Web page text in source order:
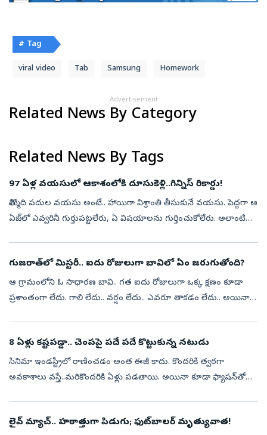
# Tag
viral video Tab Samsung Homework
Advertisement
Related News By Category
Related News By Tags
97 ఏళ్ల వయసులో ఆకాశంలోకి దూసుకెళ్లి..గిన్నిస్‌ రికార్డు!
తొమ్మిది పదుల వయసు అంటే.. హాయిగా విశ్రాంతి తీసుకునే వయసు. పెద్దగా ఆ
ఏజ్‌లో ఎవ్వరినీ గుర్తుపట్టలేరు, ఏ విషయాలను గుర్తించుకోలేరు. అలాంటి
గుజరాత్‌లో మిస్టరీ.. ఐదు రోజులుగా బావిలో ఏం జరుగుతోంది?
ఆ గ్రామంలోని ఓ సాధారణ బావి.. గత ఐదు రోజులుగా ఒక్క క్షణం కూడా
ప్రశాంతంగా లేదు. గాలి లేదు.. వర్షం లేదు.. ఎవరూ తాకడం లేదు.. అయినా
8 ఏళ్లు కష్టపడ్డా.. చెంపపై పదే పదే కొట్టుకున్న నటుడు
సినిమా ఇండస్ట్రీలో రాణించడం అంత ఈజీ కాదు. కొందరికి త్వరగా
అవకాశాలు వస్తే..మరికొందరికి ఏళ్లు పడతాయి. అయినా కూడా ఫ్యాషన్‌తో
లైవ్ మ్యాచ్‌.. హఠాత్తుగా పిడుగు; ఫుట్‌బాల‌ర్‌ మృత్యువాత!